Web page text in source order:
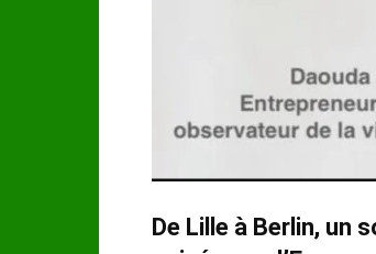
De Lille à Berlin, un